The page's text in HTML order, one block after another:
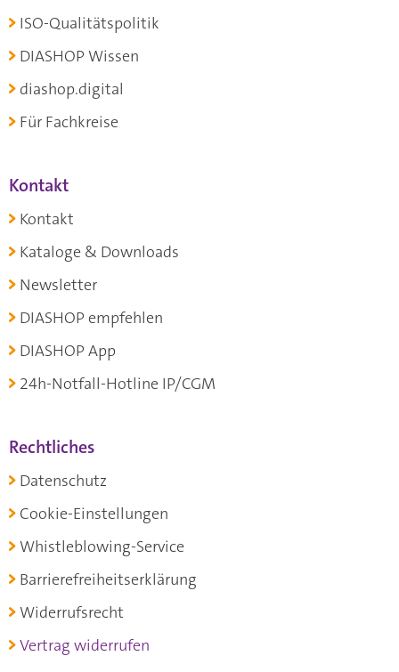
ISO-Qualitätspolitik
DIASHOP Wissen
diashop.digital
Für Fachkreise
Kontakt
Kontakt
Kataloge & Downloads
Newsletter
DIASHOP empfehlen
DIASHOP App
24h-Notfall-Hotline IP/CGM
Rechtliches
Datenschutz
Cookie-Einstellungen
Whistleblowing-Service
Barrierefreiheitserklärung
Widerrufsrecht
Vertrag widerrufen